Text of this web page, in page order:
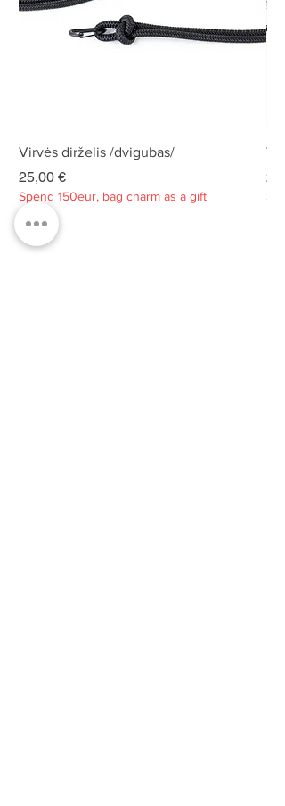
Virvės dirželis /dvigubas/
Kaina
25,00 €
Spend 150eur, bag charm as a gift